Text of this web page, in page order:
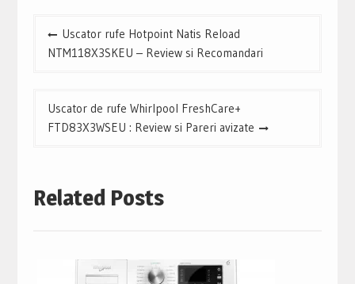
NavigareUscator rufe Hotpoint Natis Reload
NTM118X3SKEU – Review si Recomandari
Uscator de rufe Whirlpool FreshCare+
FTD83X3WSEU : Review si Pareri avizate
Related Posts